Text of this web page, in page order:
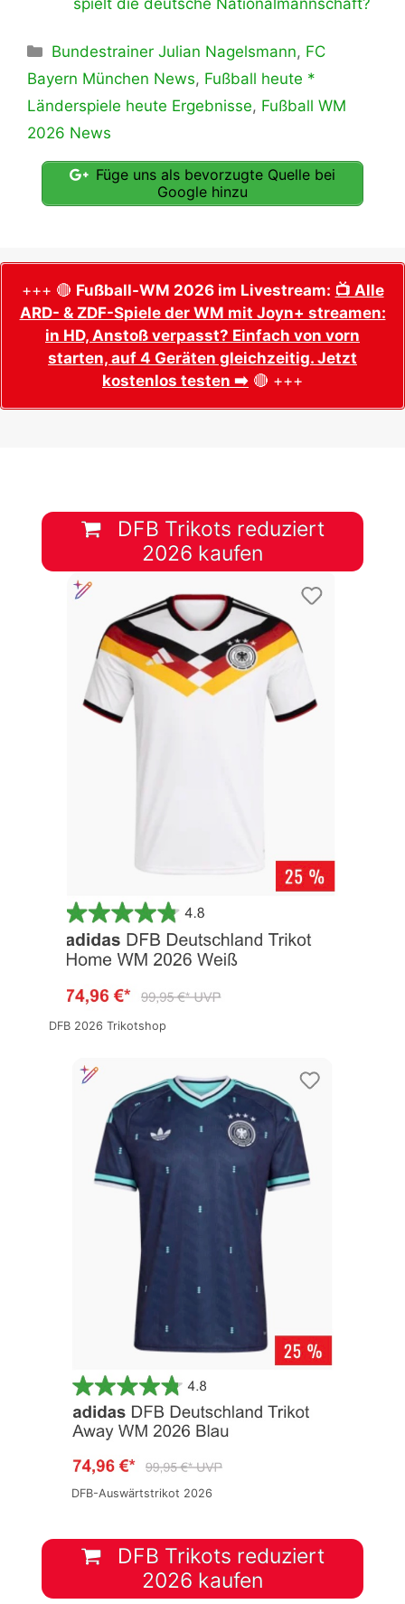
Kategorien
Bundestrainer Julian Nagelsmann, FC
Bayern München News, Fußball heute *
Länderspiele heute Ergebnisse, Fußball WM
2026 News
Füge uns als bevorzugte Quelle bei
Google hinzu
+++ 🔴 Fußball-WM 2026 im Livestream: 📺 Alle
ARD- & ZDF-Spiele der WM mit Joyn+ streamen:
in HD, Anstoß verpasst? Einfach von vorn
starten, auf 4 Geräten gleichzeitig. Jetzt
kostenlos testen ➡️ 🔴 +++
DFB Trikots reduziert
2026 kaufen
DFB 2026 Trikotshop
DFB-Auswärtstrikot 2026
DFB Trikots reduziert
2026 kaufen